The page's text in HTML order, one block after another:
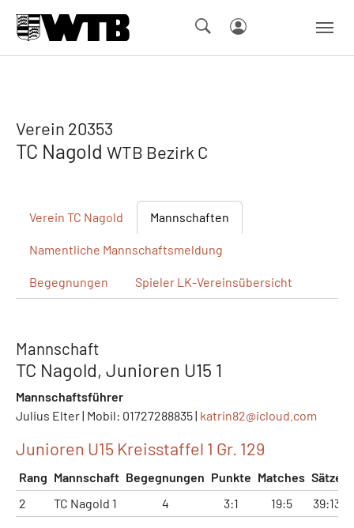
Verein 20353
TC Nagold WTB Bezirk C
Verein TC Nagold Mannschaften
Namentliche Mannschaftsmeldung
Begegnungen Spieler LK-Vereinsübersicht
Mannschaft
TC Nagold, Junioren U15 1
Mannschaftsführer
Julius Elter | Mobil: 01727288835 | katrin82@icloud.com
Junioren U15 Kreisstaffel 1 Gr. 129
Rang Mannschaft Begegnungen Punkte Matches Sätze
2
TC Nagold 1 4 3:1 19:5 39:13